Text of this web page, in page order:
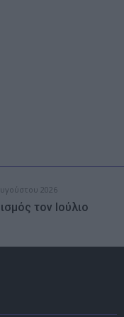
2026
τον Ιούλιο